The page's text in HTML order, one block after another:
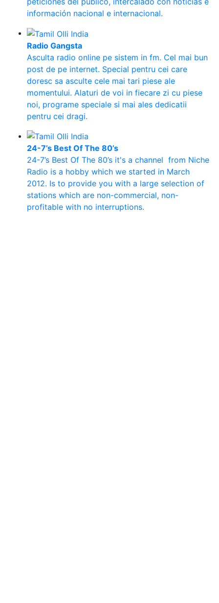
información nacional e internacional.
Radio Gangsta
Asculta radio online pe sistem in fm. Cel mai bun
post de pe internet. Special pentru cei care
doresc sa asculte cele mai tari piese ale
momentului. Alaturi de voi in fiecare zi cu piese
noi, programe speciale si mai ales dedicatii
pentru cei dragi.
24-7’s Best Of The 80’s
24-7’s Best Of The 80’s it's a channel from Niche
Radio is a hobby which we started in March
2012. Is to provide you with a large selection of
stations which are non-commercial, non-
profitable with no interruptions.